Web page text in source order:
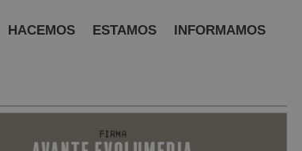
HACEMOS ESTAMOS INFORMAMOS